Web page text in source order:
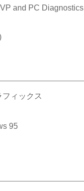
and PC Diagnostics
フィックス
95